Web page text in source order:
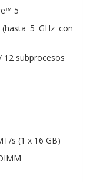
5
5 GHz con
12 subprocesos
s (1 x 16 GB)